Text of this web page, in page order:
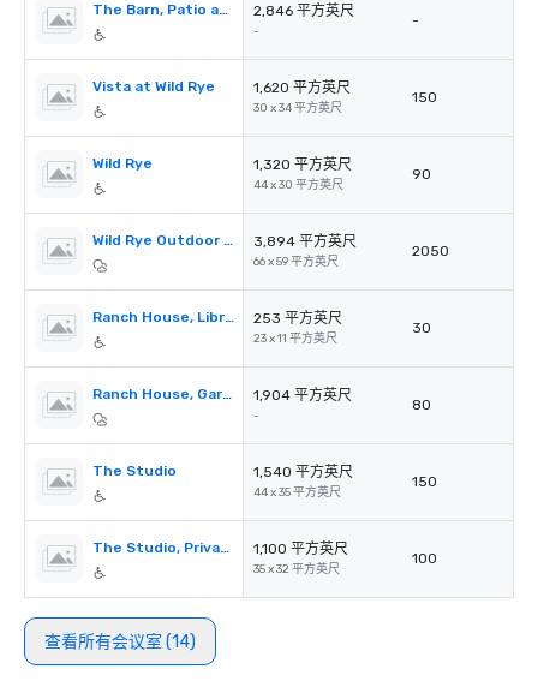
The Barn, Patio and Lawns 2,846 平方英尺
-
-
Vista at Wild Rye 1,620 平方英尺
30 x 34 平方英尺
150
Wild Rye 1,320 平方英尺
44 x 30 平方英尺
90
Wild Rye Outdoor Lawns & Firepit 3,894 平方英尺
66 x 59 平方英尺
2050
Ranch House, Library & Patio 253 平方英尺
23 x 11 平方英尺
30
Ranch House, Garden Terrace 1,904 平方英尺
-
80
The Studio 1,540 平方英尺
44 x 35 平方英尺
150
The Studio, Private Deck 1,100 平方英尺
35 x 32 平方英尺
100
查看所有会议室 (14)